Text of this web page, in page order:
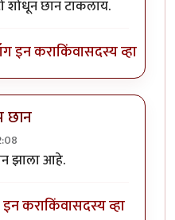
byअहिरावण
शोधून छान टाकलाय.
इन कराकिंवासदस्य व्हा
छान
होता.by
झाला आहे.
कराकिंवासदस्य व्हा